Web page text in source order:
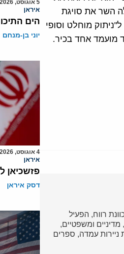
השר את סויגת
מוחלט וסופי
מועמד אחד בכיר.
רווח, הפעיל
מדיניים ומשפטיים,
עמדה, ספרים
5 אוגוסט, 2026
איראן
הים
יוני בן-מנחם
4 אוגוסט, 2026
איראן
פזשכיאן
דסק איראן